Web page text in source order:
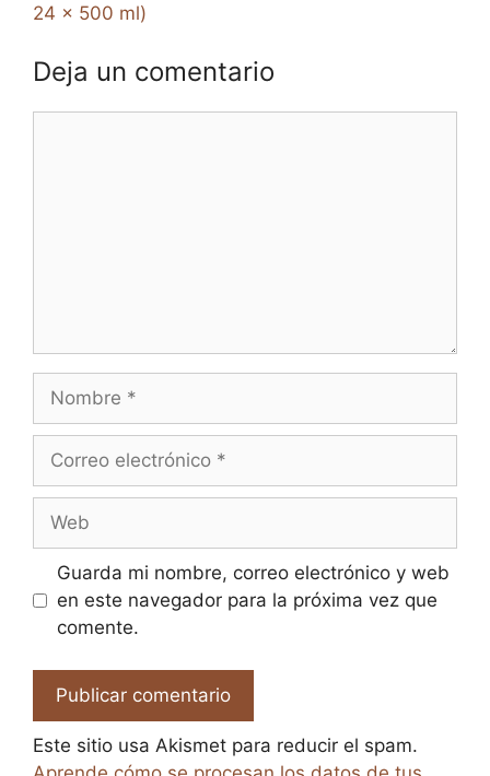
24 x 500 ml)
Deja un comentario
Nombre
Correo
Web
Guarda mi nombre, correo electrónico y web
en este navegador para la próxima vez que
comente.
Este sitio usa Akismet para reducir el spam.